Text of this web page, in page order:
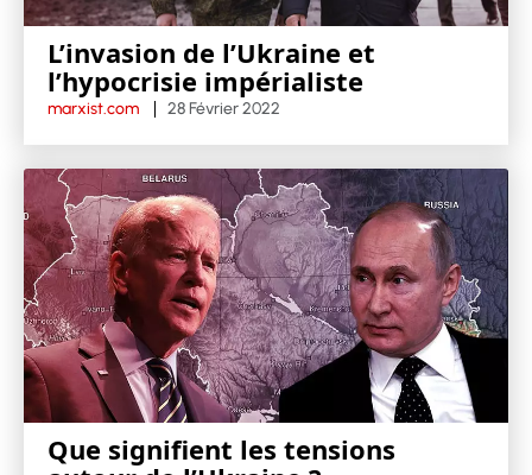
L’invasion de l’Ukraine et
l’hypocrisie impérialiste
marxist.com 28 Février 2022
Que signifient les tensions